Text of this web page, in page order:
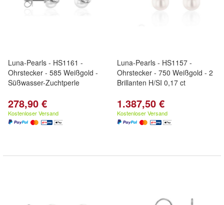
Luna-Pearls - HS1161 -
Ohrstecker - 585 Weißgold -
Süßwasser-Zuchtperle
278,90 €
Kostenloser Versand
Luna-Pearls - HS1157 -
Ohrstecker - 750 Weißgold - 2
Brillanten H/SI 0,17 ct
1.387,50 €
Kostenloser Versand